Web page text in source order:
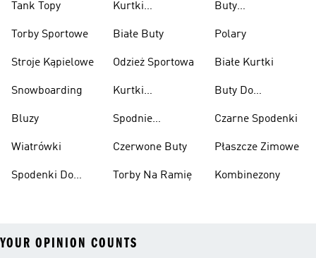
Tank Topy
Torby Sportowe
Stroje Kąpielowe
Snowboarding
Bluzy
Wiatrówki
Spodenki Do
Kurtki
Białe Buty
Odzież Sportowa
Kurtki
Spodnie
Czerwone Buty
Torby Na Ramię
Buty
Polary
Białe Kurtki
Buty Do
Czarne Spodenki
Płaszcze Zimowe
Kombinezony
YOUR OPINION COUNTS